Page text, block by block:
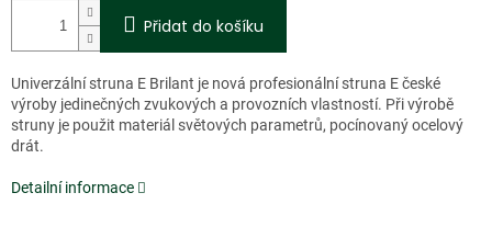
Přidat do košíku
Univerzální struna E Brilant je nová profesionální struna E české
výroby jedinečných zvukových a provozních vlastností. Při výrobě
struny je použit materiál světových parametrů, pocínovaný ocelový
drát.
Detailní informace